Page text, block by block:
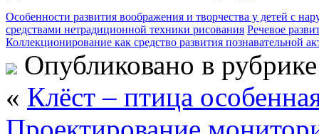
Особенности развития воображения и творчества у детей с
средствами нетрадиционной техники рисования Речевое
Коллекционирование как средство развития познавательной
Опубликовано в
« Клёст – птица